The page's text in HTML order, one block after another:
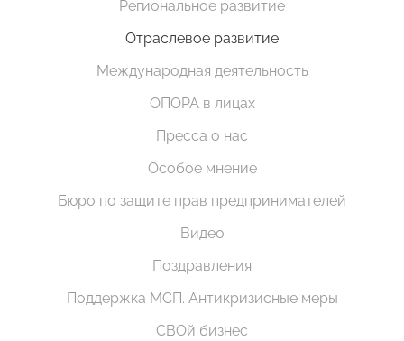
Региональное развитие
Отраслевое развитие
Международная деятельность
ОПОРА в лицах
Пресса о нас
Особое мнение
Бюро по защите прав предпринимателей
Видео
Поздравления
Поддержка МСП. Антикризисные меры
СВОй бизнес